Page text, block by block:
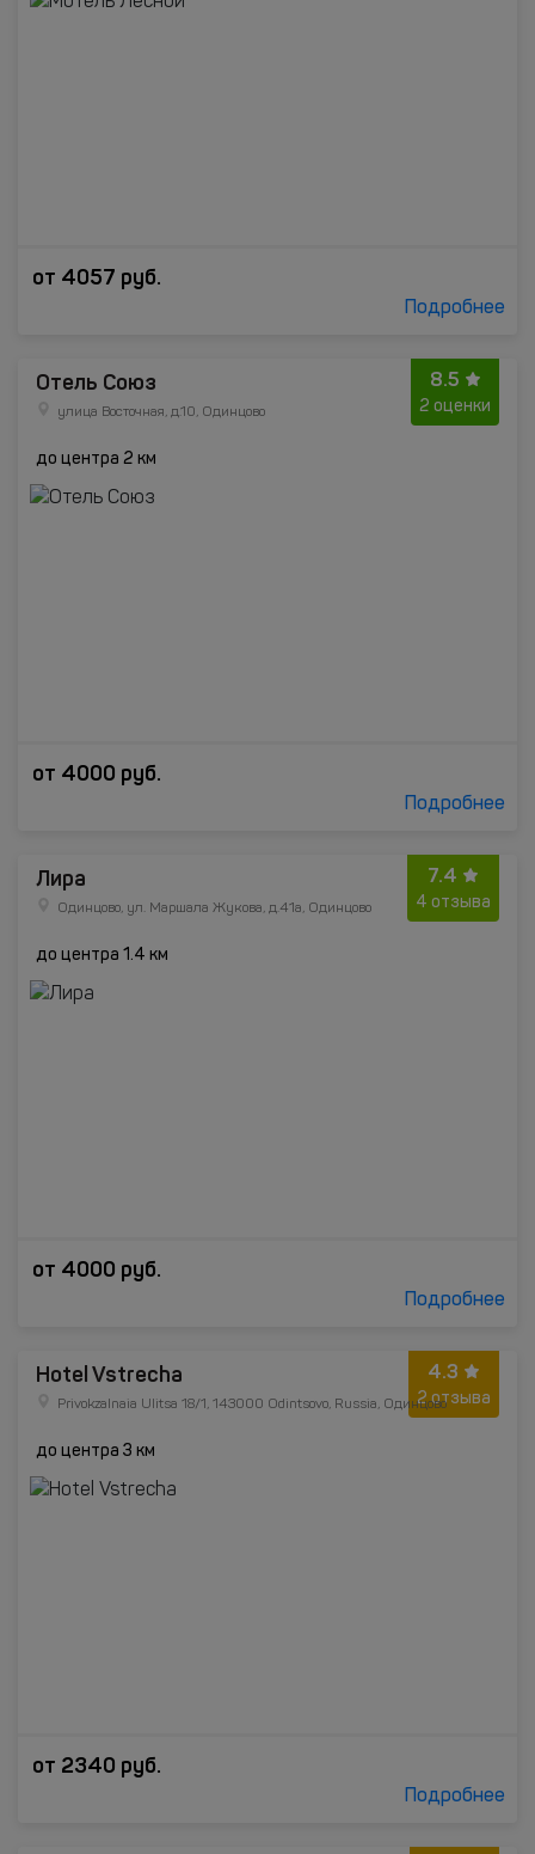
от 4057 руб.
Подробнее
8.5
2 оценки
Отель Союз
улица Восточная, д.10, Одинцово
до центра 2 км
от 4000 руб.
Подробнее
7.4
4 отзыва
Лира
Одинцово, ул. Маршала Жукова, д.41а, Одинцово
до центра 1.4 км
от 4000 руб.
Подробнее
4.3
2 отзыва
Hotel Vstrecha
Privokzalnaia Ulitsa 18/1, 143000 Odintsovo, Russia, Одинцово
до центра 3 км
от 2340 руб.
Подробнее